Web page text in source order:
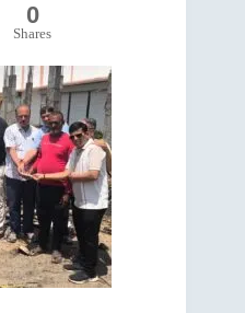
0
Shares